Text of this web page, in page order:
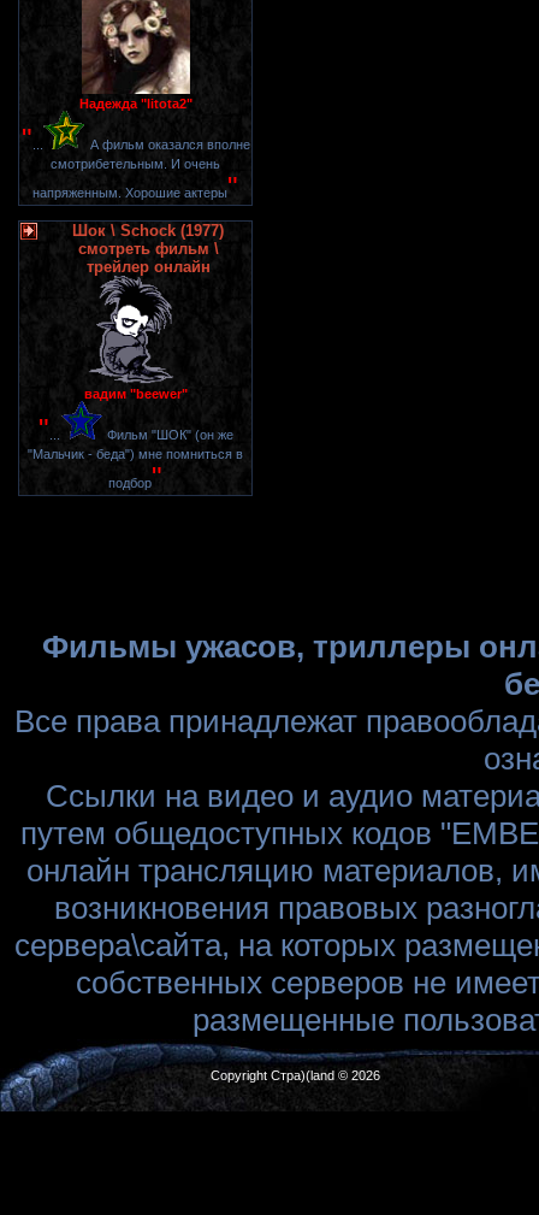
Надежда "litota2"
"
А фильм оказался вполне
смотрибетельным. И очень
напряженным. Хорошие актеры"
Шок \ Schock (1977)
смотреть фильм \
трейлер онлайн
вадим "beewer"
"
Фильм "ШОК" (он же
"Мальчик - беда") мне помниться в
подбор"
Фильмы ужасов, триллеры
Все права принадлежат
Ссылки на видео и аудио
путем общедоступных кодов
онлайн трансляцию материалов,
возникновения правовых
сервера\сайта, на которых
собственных серверов не
размещенные
Copyright Стра)(land © 2026